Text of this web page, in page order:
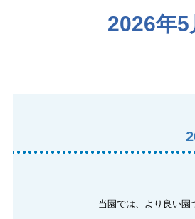
2026年5
当園では、より良い園